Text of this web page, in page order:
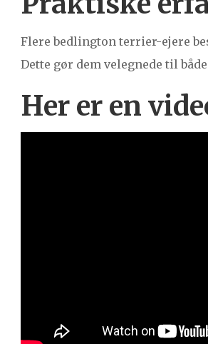
Flere bedlington terrier-ejere
Dette gør dem velegnede til
Her er en